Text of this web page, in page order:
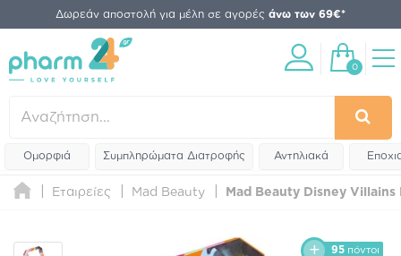
Δωρεάν αποστολή για μέλη σε αγορές άνω των 69€*
0
Ομορφιά Συμπληρώματα Διατροφής Αντηλιακά
Εταιρείες Mad Beauty Mad Beauty Disney
95 πόντοι